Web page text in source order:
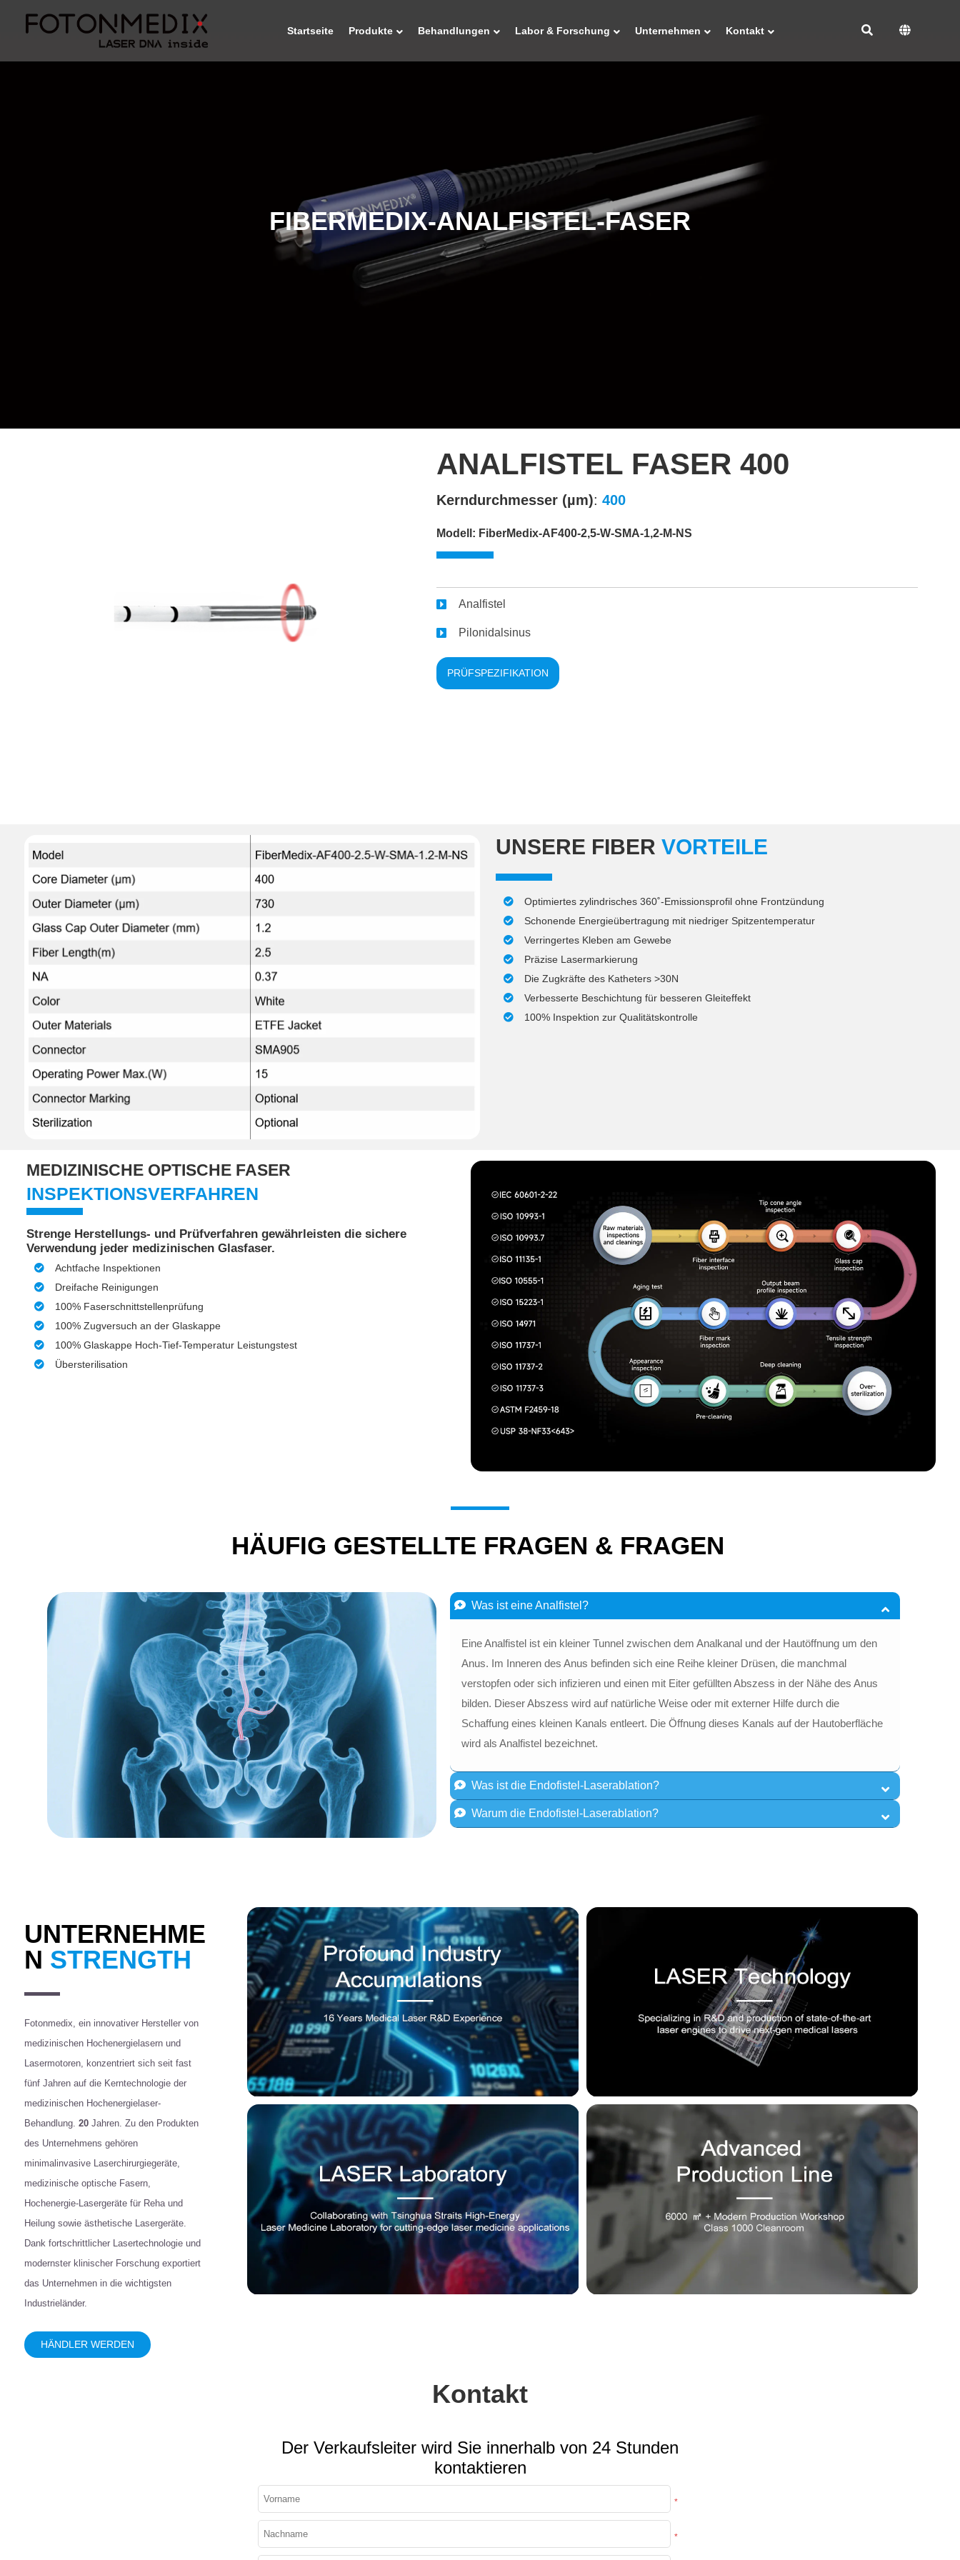
Startseite Produkte Behandlungen Labor & Forschung Unternehmen Kontakt
FIBERMEDIX-ANALFISTEL-FASER
ANALFISTEL FASER 400
Kerndurchmesser (µm): 400
Modell: FiberMedix-AF400-2,5-W-SMA-1,2-M-NS
Analfistel
Pilonidalsinus
PRÜFSPEZIFIKATION
UNSERE FIBERVORTEILE
Optimiertes zylindrisches 360˚-Emissionsprofil ohne Frontzündung
Schonende Energieübertragung mit niedriger Spitzentemperatur
Verringertes Kleben am Gewebe
Präzise Lasermarkierung
Die Zugkräfte des Katheters >30N
Verbesserte Beschichtung für besseren Gleiteffekt
100% Inspektion zur Qualitätskontrolle
MEDIZINISCHE OPTISCHE FASER
INSPEKTIONSVERFAHREN
Strenge Herstellungs- und Prüfverfahren gewährleisten die sichere
Verwendung jeder medizinischen Glasfaser.
Achtfache Inspektionen
Dreifache Reinigungen
100% Faserschnittstellenprüfung
100% Zugversuch an der Glaskappe
100% Glaskappe Hoch-Tief-Temperatur Leistungstest
Übersterilisation
HÄUFIG GESTELLTE FRAGEN & FRAGEN
Was ist eine Analfistel?
Eine Analfistel ist ein kleiner Tunnel zwischen dem Analkanal und der Hautöffnung um den
Anus. Im Inneren des Anus befinden sich eine Reihe kleiner Drüsen, die manchmal
verstopfen oder sich infizieren und einen mit Eiter gefüllten Abszess in der Nähe des Anus
bilden. Dieser Abszess wird auf natürliche Weise oder mit externer Hilfe durch die
Schaffung eines kleinen Kanals entleert. Die Öffnung dieses Kanals auf der Hautoberfläche
wird als Analfistel bezeichnet.
Was ist die Endofistel-Laserablation?
Warum die Endofistel-Laserablation?
UNTERNEHME
N STRENGTH
Fotonmedix, ein innovativer Hersteller von
medizinischen Hochenergielasern und
Lasermotoren, konzentriert sich seit fast
fünf Jahren auf die Kerntechnologie der
medizinischen Hochenergielaser-
Behandlung. 20 Jahren. Zu den Produkten
des Unternehmens gehören
minimalinvasive Laserchirurgiegeräte,
medizinische optische Fasern,
Hochenergie-Lasergeräte für Reha und
Heilung sowie ästhetische Lasergeräte.
Dank fortschrittlicher Lasertechnologie und
modernster klinischer Forschung exportiert
das Unternehmen in die wichtigsten
Industrieländer.
HÄNDLER WERDEN
Kontakt
Der Verkaufsleiter wird Sie innerhalb von 24 Stunden
kontaktieren
*
*